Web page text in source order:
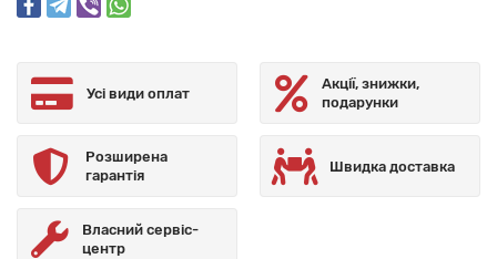
Усі види оплат
Акції, знижки,
подарунки
Розширена
гарантія
Швидка доставка
Власний сервіс-
центр